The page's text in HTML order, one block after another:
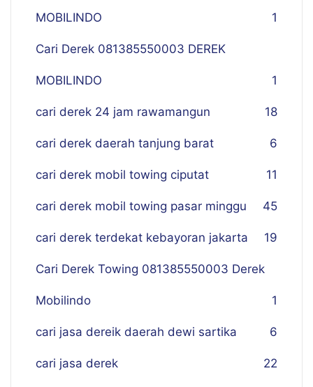
MOBILINDO 1
Cari Derek 081385550003 DEREK
MOBILINDO 1
cari derek 24 jam rawamangun 18
cari derek daerah tanjung barat 6
cari derek mobil towing ciputat 11
cari derek mobil towing pasar minggu 45
cari derek terdekat kebayoran jakarta 19
Cari Derek Towing 081385550003 Derek
Mobilindo 1
cari jasa dereik daerah dewi sartika 6
cari jasa derek 22